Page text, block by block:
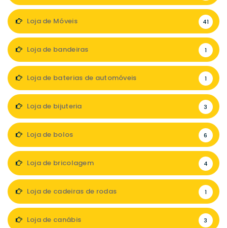
Loja de Móveis 41
Loja de bandeiras 1
Loja de baterias de automóveis 1
Loja de bijuteria 3
Loja de bolos 6
Loja de bricolagem 4
Loja de cadeiras de rodas 1
Loja de canábis 3